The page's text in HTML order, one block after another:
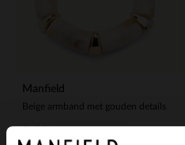
Manfield
Beige armband met gouden details